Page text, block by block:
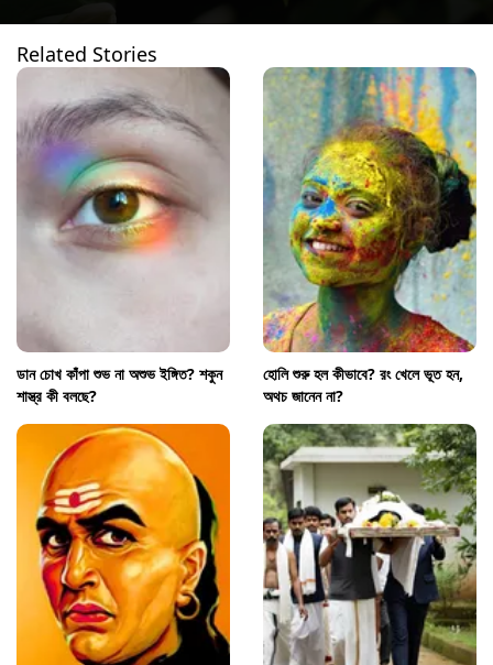
Related Stories
ডান চোখ কাঁপা শুভ না অশুভ ইঙ্গিত? শকুন
শাস্ত্র কী বলছে?
হোলি শুরু হল কীভাবে? রং খেলে ভূত হন,
অথচ জানেন না?